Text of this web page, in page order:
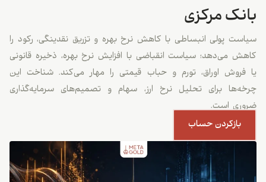
بانک مرکزی
سیاست پولی انبساطی با کاهش نرخ بهره و تزریق نقدینگی، رکود را
کاهش می‌دهد؛ سیاست انقباضی با افزایش نرخ بهره، ذخیره قانونی
یا فروش اوراق، تورم و حباب قیمتی را مهار می‌کند. شناخت این
چرخه‌ها برای تحلیل نرخ ارز، سهام و تصمیم‌های سرمایه‌گذاری
ضروری است.
بازکردن حساب